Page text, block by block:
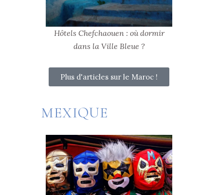
Hôtels Chefchaouen : où dormir
dans la Ville Bleue ?
Plus d'articles sur le Maroc !
MEXIQUE